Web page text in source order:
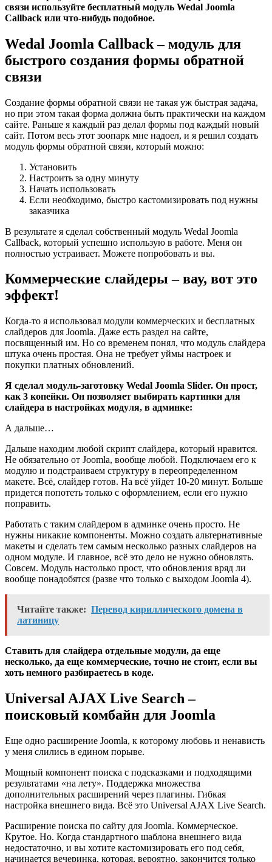
связи используйте бесплатный модуль Wedal Joomla
Callback или что-нибудь подобное.
Wedal Joomla Callback – модуль для
быстрого создания формы обратной
связи
Создание формы обратной связи не такая уж быстрая задача,
но при этом такая форма должна быть практически на каждом
сайте. Раньше я каждый раз делал формы под каждый новый
сайт. Потом весь этот зоопарк мне надоел, и я решил создать
модуль формы обратной связи, который можно:
Установить
Настроить за одну минуту
Начать использовать
Если необходимо, быстро кастомизировать под нужны
заказчика
В результате я сделал собственный модуль Wedal Joomla
Callback, который успешно использую в работе. Меня он
полностью устраивает. Можете попробовать и вы.
Коммерческие слайдеры – вау, вот это
эффект!
Когда-то я использовал модули коммерческих и бесплатных
слайдеров для Joomla. Даже есть раздел на сайте,
посвященный им. Но со временем понял, что модуль слайдера
штука очень простая. Она не требует уймы настроек и
покупки платных обновлений.
Я сделал модуль-заготовку Wedal Joomla Slider. Он прост,
как 3 копейки. Он позволяет выбирать картинки для
слайдера в настройках модуля, в админке:
А дальше…
Дальше находим любой скрипт слайдера, который нравится.
Не обязательно от Joomla, вообще любой. Подключаем его к
модулю и подстраиваем структуру в переопределенном
макете. Всё, слайдер готов. На всё уйдет 10-20 минут. Больше
придется попотеть только с оформлением, если его нужно
поправить.
Работать с таким слайдером в админке очень просто. Не
нужны никакие компоненты. Можно создать альтернативные
макеты и сделать тем самым несколько разных слайдеров на
одном модуле. И главное, всё это дело не нужно обновлять.
Совсем. Модуль настолько прост, что обновления вряд ли
вообще понадобятся (разве что только с выходом Joomla 4).
Читайте также: Перевод кириллического домена в
латиницу
Ставить для слайдера отдельные модули, да еще
несколько, да еще коммерческие, точно не стоит, если вы
хоть немного разбираетесь в коде.
Universal AJAX Live Search –
поисковый комбайн для Joomla
Еще одно расширение Joomla, к которому любовь и ненависть
у меня слились в едином порыве.
Мощный компонент поиска с подсказками и подходящими
результатами «на лету». Поддержка множества
дополнительных расширений через плагины. Гибкая
настройка внешнего вида. Всё это Universal AJAX Live Search.
Расширение поиска по сайту для Joomla. Коммерческое.
Крутое. Но. Когда стандартного шаблона внешнего вида
недостаточно, и вы хотите кастомизировать его под себя,
начинается вечеринка, которая, вероятно, закончится только